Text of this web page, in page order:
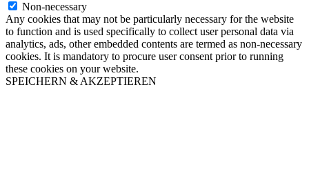
Non-necessary
Any cookies that may not be particularly necessary for the website
to function and is used specifically to collect user personal data via
analytics, ads, other embedded contents are termed as non-necessary
cookies. It is mandatory to procure user consent prior to running
these cookies on your website.
SPEICHERN & AKZEPTIEREN